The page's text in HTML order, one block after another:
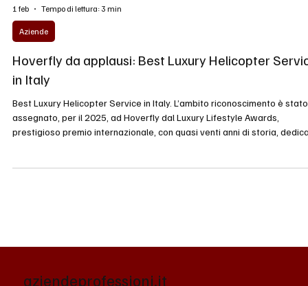
1 feb Tempo di lettura: 3 min
Aziende
Hoverfly da applausi: Best Luxury Helicopter
in Italy
assegnato, per il 2025, ad Hoverfly dal Luxury Lifestyle Awards,